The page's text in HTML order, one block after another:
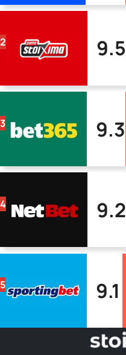
2 9.5
3 9.3
4 9.2
5 9.1